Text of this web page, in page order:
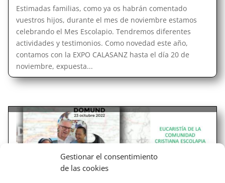
Gestionar el consentimiento
de las cookies
Estimadas familias, como ya os habrán comentado
vuestros hijos, durante el mes de noviembre estamos
celebrando el Mes Escolapio. Tendremos diferentes
actividades y testimonios. Como novedad este año,
contamos con la EXPO CALASANZ hasta el día 20 de
noviembre, expuesta...